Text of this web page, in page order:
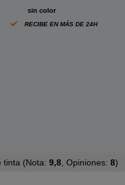
sin color
RECIBE EN MÁS DE 24H
tinta (Nota:9,8 , Opiniones: 8)